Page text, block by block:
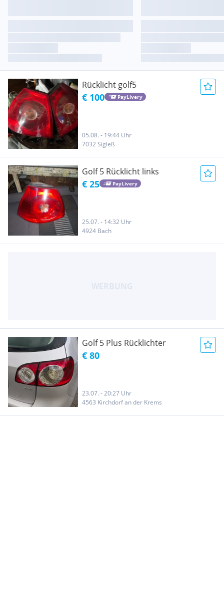
Rücklicht golf5
€ 100 PayLivery
05.08. - 19:44 Uhr
7032 Sigleß
Golf 5 Rücklicht links
€ 25 PayLivery
25.07. - 14:32 Uhr
4924 Bach
Golf 5 Plus Rücklichter
€ 80
23.07. - 20:27 Uhr
4563 Kirchdorf an der Krems